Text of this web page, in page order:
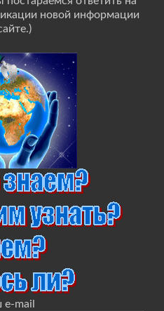
новой информации
e-mail